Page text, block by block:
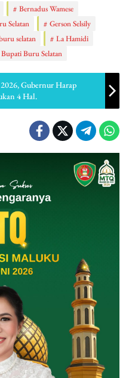
Bernadus Wamese
Selatan
Gerson Selsily
selatan
La Hamidi
Buru Selatan
Gubernur Harap
4 Hal.